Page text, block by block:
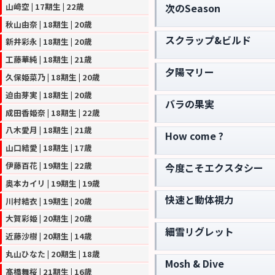
山﨑空 | 17期生 | 22歳
秋山由奈 | 18期生 | 20歳
新井彩永 | 18期生 | 20歳
工藤華純 | 18期生 | 21歳
久保姫菜乃 | 18期生 | 20歳
迫由芽実 | 18期生 | 20歳
成田香姫奈 | 18期生 | 22歳
八木愛月 | 18期生 | 21歳
山口結愛 | 18期生 | 17歳
伊藤百花 | 19期生 | 22歳
奥本カイリ | 19期生 | 19歳
川村結衣 | 19期生 | 20歳
大賀彩姫 | 20期生 | 20歳
近藤沙樹 | 20期生 | 14歳
丸山ひなた | 20期生 | 18歳
髙橋舞桜 | 21期生 | 16歳
次のSeason
スクラップ&ビルド
夕陽マリー
バラの果実
How come ?
今度こそエクスタシー
快速と動体視力
細雪リグレット
Mosh & Dive